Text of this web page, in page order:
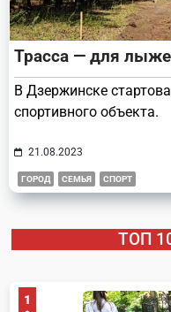
Трасса — для
В Дзержинске
спортивного объекта.
21.08.2023
ГОРОД СЕМЬЯ СПОРТ
ТОП